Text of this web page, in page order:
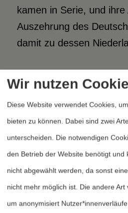
kamen in Serie, und
Auszehrung des
damit zu dessen
Ironie der Geschichte:
groß angelegten
gemacht. Die neue
funktionieren - es kam
Ende: Koordinations-
sowie die Zähigkeit der
die Gründe. Zwischen
Weltkriegen dann
Wir nutzen
Diese Website verwendet Cookies,
bieten zu können. Dabei sind zwei
unterscheiden. Die notwendigen
den Betrieb der Website benötigt und
nicht abgewählt werden, da sonst
nicht mehr möglich ist. Die andere
um anonymisiert